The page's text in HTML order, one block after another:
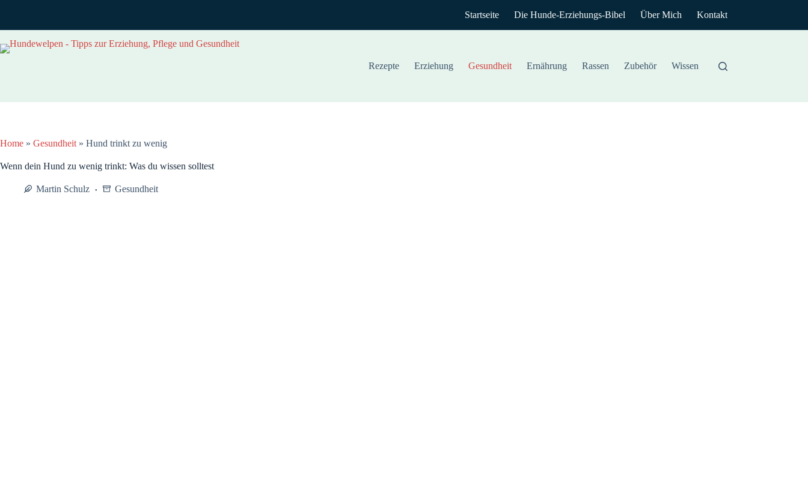
Startseite Die Hunde-Erziehungs-Bibel Über Mich Kontakt
Rezepte Erziehung Gesundheit Ernährung Rassen Zubehör Wissen
Home » Gesundheit » Hund trinkt zu wenig
Wenn dein Hund zu wenig trinkt: Was du wissen solltest
Martin Schulz Gesundheit